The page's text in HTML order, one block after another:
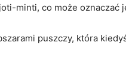
minti, co może oznaczać
puszczy, która